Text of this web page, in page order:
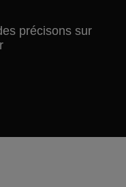
précisons sur